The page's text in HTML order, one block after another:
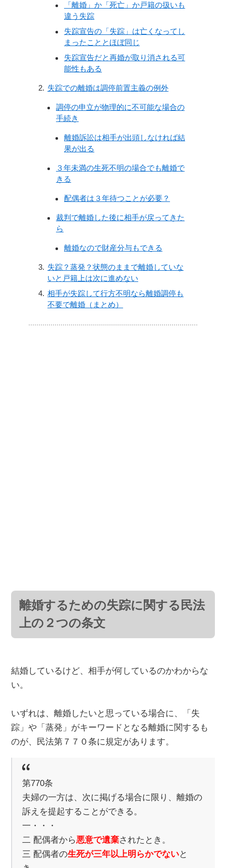
「離婚」か「死亡」か戸籍の扱いも
違う失踪
失踪宣告の「失踪」は亡くなってし
まったこととほぼ同じ
失踪宣告だと再婚が取り消される可
能性もある
失踪での離婚は調停前置主義の例外
調停の申立が物理的に不可能な場合の
手続き
離婚訴訟は相手が出頭しなければ結
果が出る
３年未満の生死不明の場合でも離婚で
きる
配偶者は３年待つことが必要？
裁判で離婚した後に相手が戻ってきた
ら
離婚なので財産分与もできる
失踪？蒸発？状態のままで離婚していな
いと戸籍上は次に進めない
相手が失踪して行方不明なら離婚調停も
不要で離婚（まとめ）
離婚するための失踪に関する民法
上の２つの条文
結婚しているけど、相手が何しているのかわからな
い。
いずれは、離婚したいと思っている場合に、「失
踪」や「蒸発」がキーワードとなる離婚に関するも
のが、民法第７７０条に規定があります。
第770条
夫婦の一方は、次に掲げる場合に限り、離婚の
訴えを提起することができる。
一・・・
二 配偶者から悪意で遺棄されたとき。
三 配偶者の生死が三年以上明らかでないと